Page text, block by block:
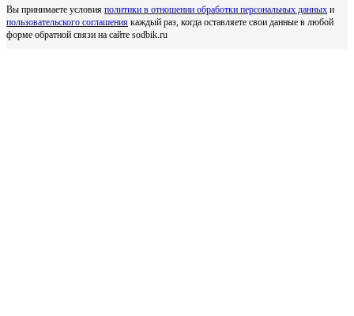
Вы принимаете условия политики в отношении обработки персональных данных и
пользовательского соглашения каждый раз, когда оставляете свои данные в любой
форме обратной связи на сайте sodbik.ru